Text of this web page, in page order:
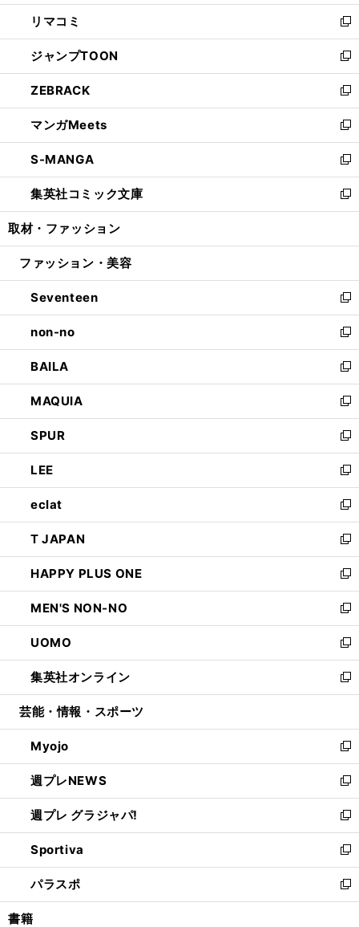
ウ
で
開
く
ン
ド
ウ
で
開
く
ウ
ィ
ン
ド
ウ
で
開
く
し
い
ウ
ィ
ン
ド
ウ
で
開
く
リマコミ
新
し
い
ウ
ィ
ン
ド
ウ
で
開
く
ジャンプTOON
新
し
い
ウ
ィ
ン
ド
ウ
で
開
ZEBRACK
新
し
い
ウ
ィ
ン
ド
ウ
開
マンガMeets
新
し
い
ウ
ィ
ン
ウ
開
く
S-MANGA
新
し
い
ウ
ン
ウ
で
開
く
集英社コミック文庫
新
し
ウ
ン
ド
ウ
で
開
く
取材・ファッション
ファッション・美容
Seventeen
新
し
い
ウ
ィ
ン
ド
ウ
で
開
く
non-no
新
し
い
ウ
ィ
ン
ド
ウ
で
開
く
BAILA
新
し
い
ウ
ィ
ン
ド
ウ
で
開
く
MAQUIA
新
し
い
ウ
ィ
ン
ド
ウ
で
開
く
SPUR
新
し
い
ウ
ィ
ン
ド
ウ
で
開
く
LEE
新
し
い
ウ
ィ
ン
ド
ウ
で
開
く
eclat
新
し
い
ウ
ィ
ン
ド
ウ
で
開
く
T JAPAN
新
し
い
ウ
ィ
ン
ド
ウ
で
開
HAPPY PLUS ONE
新
し
い
ウ
ィ
ン
ド
ウ
開
く
MEN'S NON-NO
新
し
い
ウ
ィ
ン
ウ
で
開
く
UOMO
新
し
い
ウ
ン
ド
ウ
で
開
く
集英社オンライン
新
し
ウ
ィ
ン
ド
ウ
で
開
く
芸能・情報・スポーツ
Myojo
新
し
い
ウ
ィ
ン
ド
ウ
で
開
週プレNEWS
新
し
い
ウ
ィ
ン
ド
ウ
週プレ グラジャパ!
新
し
い
ウ
ィ
ン
Sportiva
新
し
い
ウ
パラスポ
新
し
書籍